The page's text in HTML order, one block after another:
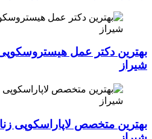
بهترین دکتر عمل
شیراز
بهترین متخصص لاپاراسکوپی